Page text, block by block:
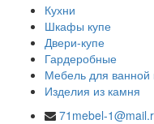
Кухни
Шкафы купе
Двери-купе
Гардеробные
Мебель для ванной
Изделия из камня
71mebel-